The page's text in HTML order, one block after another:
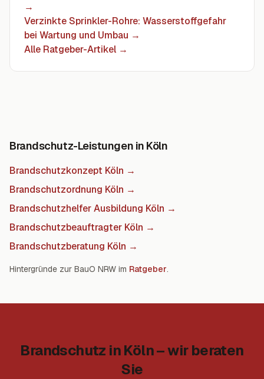
→
Verzinkte Sprinkler-Rohre: Wasserstoffgefahr
bei Wartung und Umbau →
Alle Ratgeber-Artikel →
Brandschutz-Leistungen in Köln
Brandschutzkonzept Köln →
Brandschutzordnung Köln →
Brandschutzhelfer Ausbildung Köln →
Brandschutzbeauftragter Köln →
Brandschutzberatung Köln →
Hintergründe zur BauO NRW im Ratgeber.
Brandschutz in Köln – wir beraten
Sie